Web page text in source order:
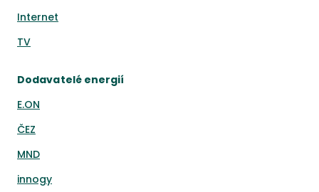
Internet
TV
Dodavatelé energií
E.ON
ČEZ
MND
innogy